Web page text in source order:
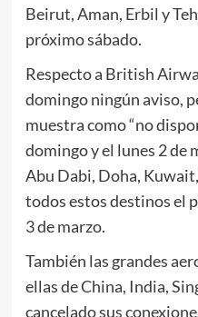
Beirut, Aman, Erbil y
próximo sábado.
Respecto a British
domingo ningún aviso,
muestra como “no
domingo y el lunes 2 de
Abu Dabi, Doha,
todos estos destinos el
3 de marzo.
También las grandes
ellas de China, India,
cancelado sus